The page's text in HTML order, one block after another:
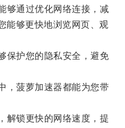
通过优化网络连接，减
能够更快地浏览网页、观
护您的隐私安全，避免
菠萝加速器都能为您带
锁更快的网络速度，提